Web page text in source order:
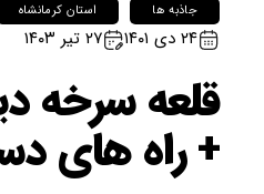
جاذبه ها استان کرمانشاه
۲۴ دی ۱۴۰۱ ۲۷ تیر ۱۴۰۳
قلعه سرخه
+ راه های